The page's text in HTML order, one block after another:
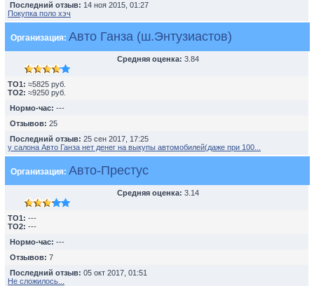
Последний отзыв: 14 ноя 2015, 01:27
Покупка поло хэч
Организация: Авто Ганза (ш.Энтузиастов)
Средняя оценка: 3.84
TO1: ≈5825 руб.
TO2: ≈9250 руб.
Нормо-час: ---
Отзывов: 25
Последний отзыв: 25 сен 2017, 17:25
у салона Авто Ганза нет денег на выкупы автомобилей(даже при 100...
Организация: Авто-Престус
Средняя оценка: 3.14
TO1: ---
TO2: ---
Нормо-час: ---
Отзывов: 7
Последний отзыв: 05 окт 2017, 01:51
Не сложилось...